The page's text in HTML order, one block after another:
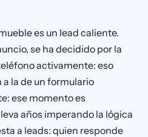
es un lead caliente.
se ha decidido por la
activamente: eso
la de un formulario
ese momento es
años imperando la lógica
a leads: quien responde